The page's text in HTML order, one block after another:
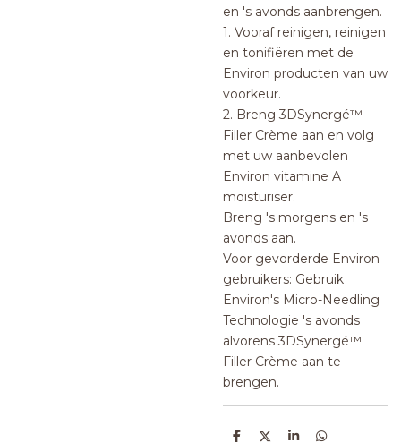
en 's avonds aanbrengen.
1. Vooraf reinigen, reinigen
en tonifiëren met de
Environ producten van uw
voorkeur.
2. Breng 3DSynergé™
Filler Crème aan en volg
met uw aanbevolen
Environ vitamine A
moisturiser.
Breng 's morgens en 's
avonds aan.
Voor gevorderde Environ
gebruikers: Gebruik
Environ's Micro-Needling
Technologie 's avonds
alvorens 3DSynergé™
Filler Crème aan te
brengen.
D D S D